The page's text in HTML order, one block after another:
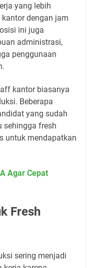
yang lebih
dengan jam
ini juga
administrasi,
penggunaan
kantor biasanya
Beberapa
yang sudah
sehingga fresh
untuk mendapatkan
Agar Cepat
Fresh
sering menjadi